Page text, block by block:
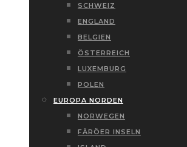
SCHWEIZ
ENGLAND
BELGIEN
ÖSTERREICH
LUXEMBURG
POLEN
EUROPA NORDEN
NORWEGEN
FÄRÖER INSELN